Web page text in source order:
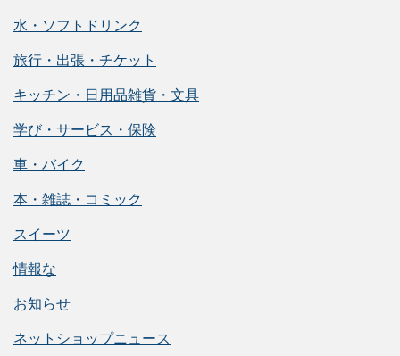
水・ソフトドリンク
旅行・出張・チケット
キッチン・日用品雑貨・文具
学び・サービス・保険
車・バイク
本・雑誌・コミック
スイーツ
情報な
お知らせ
ネットショップニュース